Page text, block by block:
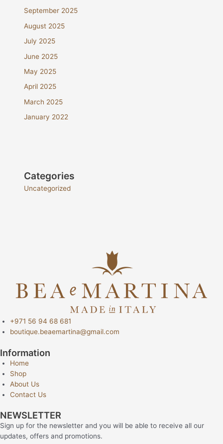
September 2025
August 2025
July 2025
June 2025
May 2025
April 2025
March 2025
January 2022
Categories
Uncategorized
+971 56 94 68 681
boutique.beaemartina@gmail.com
Information
Home
Shop
About Us
Contact Us
NEWSLETTER
Sign up for the newsletter and you will be able to receive all our
updates, offers and promotions.